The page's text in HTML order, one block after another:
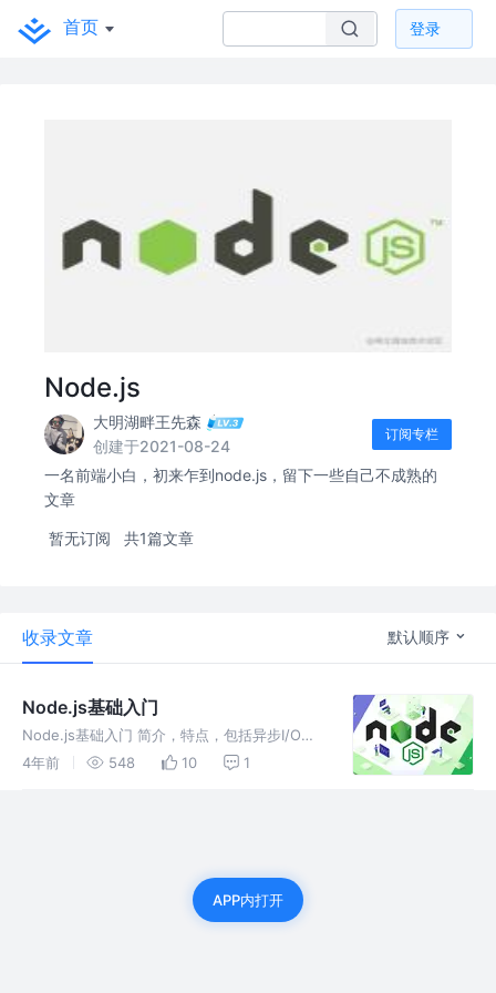
首页 登录
Node.js
大明湖畔王先森
创建于2021-08-24
订阅专栏
一名前端小白，初来乍到node.js，留下一些自己不成熟的
文章
暂无订阅 共1篇文章
收录文章 默认顺序
Node.js基础入门
Node.js基础入门 简介，特点，包括异步I/O，
单线程和跨平台等；模块化机制以及无模块化机
4年前 548 10 1
APP内打开